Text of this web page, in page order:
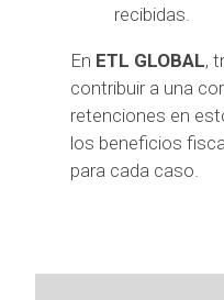
recibidas.
En ETL GLOBAL,
contribuir a una
retenciones en
los beneficios
para cada caso.